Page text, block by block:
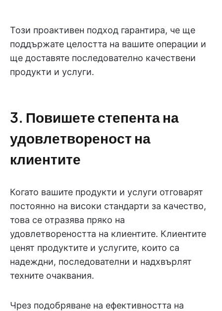
Този проактивен подход гарантира, че ще
поддържате целостта на вашите операции и
ще доставяте последователно качествени
продукти и услуги.
3. Повишете степента на
удовлетвореност на
клиентите
Когато вашите продукти и услуги отговарят
постоянно на високи стандарти за качество,
това се отразява пряко на
удовлетвореността на клиентите. Клиентите
ценят продуктите и услугите, които са
надеждни, последователни и надхвърлят
техните очаквания.
Чрез подобряване на ефективността на